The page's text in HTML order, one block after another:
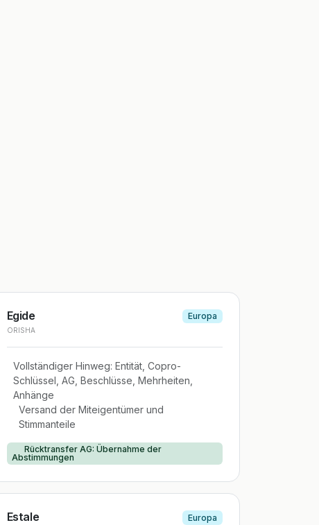
Egide
ORISHA
Europa
Vollständiger Hinweg: Entität, Copro-
Schlüssel, AG, Beschlüsse, Mehrheiten,
Anhänge
Versand der Miteigentümer und
Stimmanteile
Rücktransfer AG: Übernahme der
Abstimmungen
Estale Europa